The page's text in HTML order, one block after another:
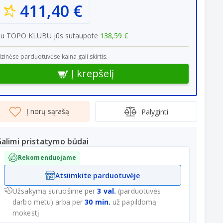
411,40 €
TOPO KLUBU jūs sutaupote 138,59 €
parduotuvėse kaina gali skirtis.
Į krepšelį
Į norų sąrašą Palyginti
pristatymo būdai
Rekomenduojame
Atsiimkite parduotuvėje
Užsakymą suruošime per3 val. (parduotuvės
darbo metu) arba per30 min. už papildomą
mokestį.